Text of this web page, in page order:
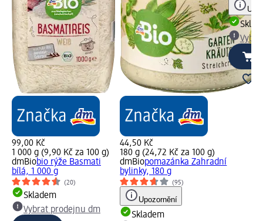
99,00 Kč
1 000 g (9,90 Kč za 100 g)
dmBiobio rýže Basmati
bílá, 1 000 g
(20)
Skladem
Vybrat prodejnu dm
44,50 Kč
180 g (24,72 Kč za 100 g)
dmBiopomazánka Zahradní
bylinky, 180 g
(95)
Upozornění
Skladem